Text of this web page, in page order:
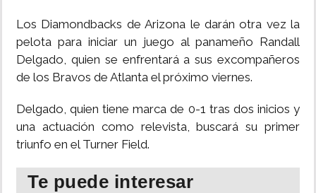
MULTIMEDIA
Los Diamondbacks de Arizona le darán otra vez la
pelota para iniciar un juego al panameño Randall
Delgado, quien se enfrentará a sus excompañeros
de los Bravos de Atlanta el próximo viernes.
Delgado, quien tiene marca de 0-1 tras dos inicios y
una actuación como relevista, buscará su primer
triunfo en el Turner Field.
Te puede interesar